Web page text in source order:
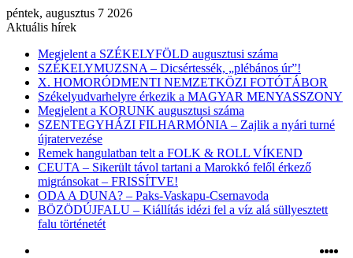
péntek, augusztus 7 2026
Aktuális hírek
Megjelent a SZÉKELYFÖLD augusztusi száma
SZÉKELYMUZSNA – Dicsértessék, „plébános úr”!
X. HOMORÓDMENTI NEMZETKÖZI FOTÓTÁBOR
Székelyudvarhelyre érkezik a MAGYAR MENYASSZONY
Megjelent a KORUNK augusztusi száma
SZENTEGYHÁZI FILHARMÓNIA – Zajlik a nyári turné
újratervezése
Remek hangulatban telt a FOLK & ROLL VÍKEND
CEUTA – Sikerült távol tartani a Marokkó felől érkező
migránsokat – FRISSÍTVE!
ODA A DUNA? – Paks-Vaskapu-Csernavoda
BÖZÖDÚJFALU – Kiállítás idézi fel a víz alá süllyesztett
falu történetét